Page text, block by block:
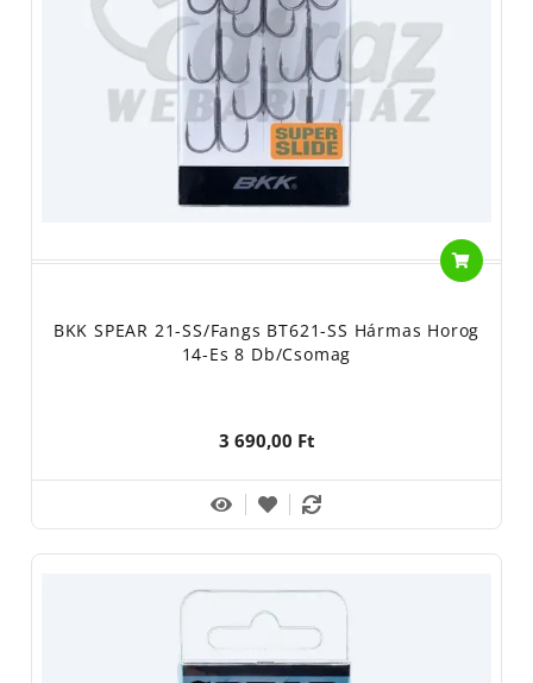
Black Cat - Zebco Europe GmbH, Németország, D-21255
Tostedt, Elsterbogen 12-14
Fox Rage - Fox International Group LTD. Belgium, 21255
Beerse, Dennenlaan u 3/A
BKK - Fahal Kft, 1119 Budapest, Mohai köz 5.
VMC - Rapala VMC France S.A.S Franciaország, 90140
Használati útmutató: horgászfelszerelés, horgászhorog,
A horog anyaga: acél
Gyermekektől elzárva tartandó!
BKK SPEAR 21-SS/Fangs BT621-SS Hármas Horog
14-Es 8 Db/csomag
3 690,00 Ft